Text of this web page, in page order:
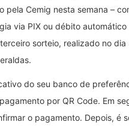
pela Cemig nesta semana –
via PIX ou débito
sorteio, realizado no
do seu banco de
por QR Code. Em
o pagamento. Depois, é